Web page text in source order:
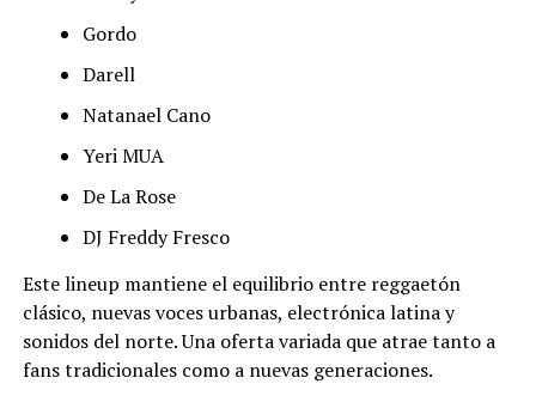
Gordo
Darell
Natanael Cano
Yeri MUA
De La Rose
DJ Freddy Fresco
Este lineup mantiene el equilibrio entre reggaetón
clásico, nuevas voces urbanas, electrónica latina y
sonidos del norte. Una oferta variada que atrae tanto a
fans tradicionales como a nuevas generaciones.